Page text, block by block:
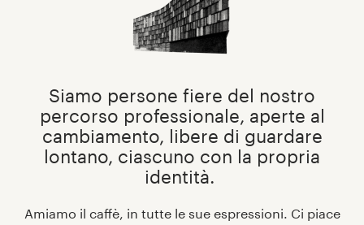
Siamo persone fiere del nostro
percorso professionale, aperte al
cambiamento, libere di guardare
lontano, ciascuno con la propria
identità.
Amiamo il caffè, in tutte le sue espressioni. Ci piace